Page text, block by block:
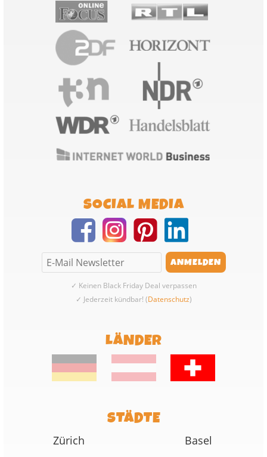
SOCIAL MEDIA
✓ Keinen Black Friday Deal verpassen
✓ Jederzeit kündbar! (Datenschutz)
LÄNDER
STÄDTE
Zürich
Basel